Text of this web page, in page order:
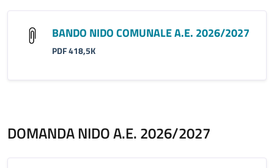
BANDO NIDO COMUNALE A.E. 2026/2027
PDF 418,5K
DOMANDA NIDO A.E. 2026/2027